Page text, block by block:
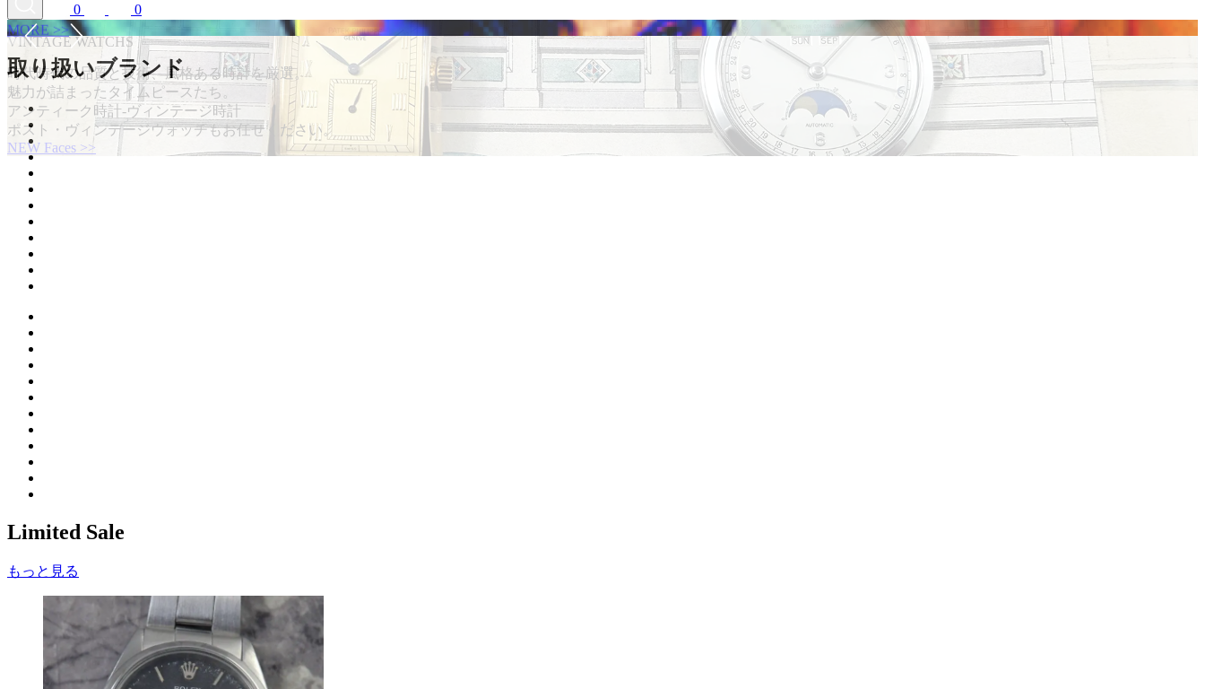
0
0
MORE >>
取り扱いブランド
Limited Sale
もっと見る